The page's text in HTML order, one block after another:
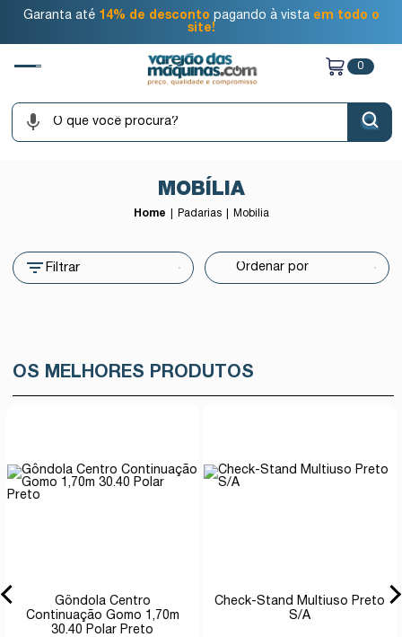
Garanta até 14% de desconto pagando à vista em todo o
site!
0
MOBÍLIA
Home Padarias Mobília
Filtrar
OS MELHORES PRODUTOS
Gôndola Centro
Continuação Gomo 1,70m
30.40 Polar Preto
Check-Stand Multiuso Preto
S/A